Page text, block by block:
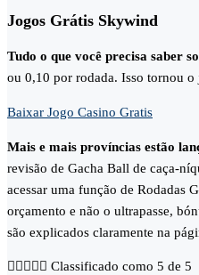
Jogos Grátis Skywind
Tudo o que você precisa saber
ou 0,10 por rodada. Isso tornou
Baixar Jogo Casino Gratis
Mais e mais províncias estão
revisão de Gacha Ball de caça-
acessar uma função de Rodadas
orçamento e não o ultrapasse,
são explicados claramente na
     Classificado como 5 de 5